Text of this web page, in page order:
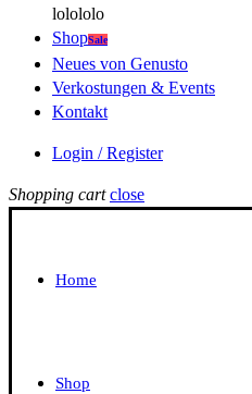
lolololo
ShopSale
Neues von Genusto
Verkostungen & Events
Kontakt
Login / Register
Shopping cart close
Home
Shop